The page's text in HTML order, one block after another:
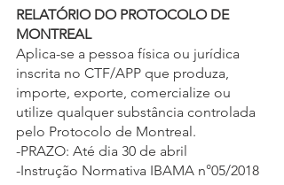
RELATÓRIO DO PROTOCOLO DE
MONTREAL
Aplica-se a pessoa física ou jurídica
inscrita no CTF/APP que produza,
importe, exporte, comercialize ou
utilize qualquer substância controlada
pelo Protocolo de Montreal.
-PRAZO: Até dia 30 de abril
-Instrução Normativa IBAMA n°05/2018